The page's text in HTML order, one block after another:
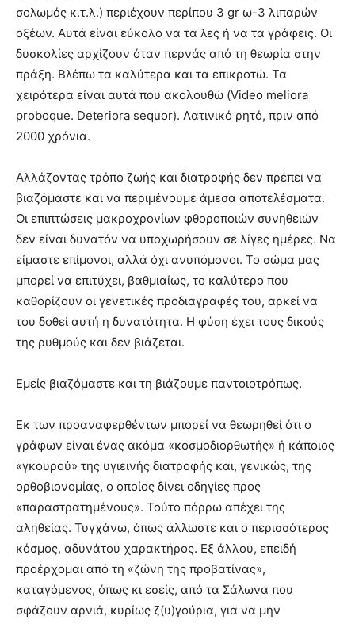
σολωμός κ.τ.λ.) περιέχουν περίπου 3 gr ω-3 λιπαρών
οξέων. Αυτά είναι εύκολο να τα λες ή να τα γράφεις. Οι
δυσκολίες αρχίζουν όταν περνάς από τη θεωρία στην
πράξη. Bλέπω τα καλύτερα και τα επικροτώ. Τα
χειρότερα είναι αυτά που ακολουθώ (Video meliora
proboque. Deteriora sequor). Λατινικό ρητό, πριν από
2000 χρόνια.
Αλλάζοντας τρόπο ζωής και διατροφής δεν πρέπει να
βιαζόμαστε και να περιμένουμε άμεσα αποτελέσματα.
Οι επιπτώσεις μακροχρονίων φθοροποιών συνηθειών
δεν είναι δυνατόν να υποχωρήσουν σε λίγες ημέρες. Να
είμαστε επίμονοι, αλλά όχι ανυπόμονοι. Το σώμα μας
μπορεί να επιτύχει, βαθμιαίως, το καλύτερο που
καθορίζουν οι γενετικές προδιαγραφές του, αρκεί να
του δοθεί αυτή η δυνατότητα. Η φύση έχει τους δικούς
της ρυθμούς και δεν βιάζεται.
Εμείς βιαζόμαστε και τη βιάζουμε παντοιοτρόπως.
Εκ των προαναφερθέντων μπορεί να θεωρηθεί ότι ο
γράφων είναι ένας ακόμα «κοσμοδιορθωτής» ή κάποιος
«γκουρού» της υγιεινής διατροφής και, γενικώς, της
ορθοβιονομίας, ο οποίος δίνει οδηγίες προς
«παραστρατημένους». Τούτο πόρρω απέχει της
αληθείας. Τυγχάνω, όπως άλλωστε και ο περισσότερος
κόσμος, αδυνάτου χαρακτήρος. Εξ άλλου, επειδή
προέρχομαι από τη «ζώνη της προβατίνας»,
καταγόμενος, όπως κι εσείς, από τα Σάλωνα που
σφάζουν αρνιά, κυρίως ζ(υ)γούρια, για να μην